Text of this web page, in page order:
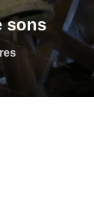
sons